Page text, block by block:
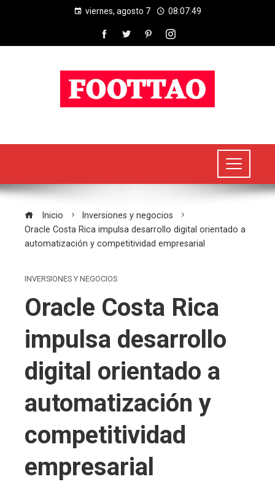
viernes, agosto 7 08:07:50
Inicio
Inversiones y negocios
Oracle Costa Rica impulsa desarrollo digital orientado a
automatización y competitividad empresarial
INVERSIONES Y NEGOCIOS
Oracle Costa Rica
impulsa desarrollo
digital orientado a
automatización y
competitividad
empresarial